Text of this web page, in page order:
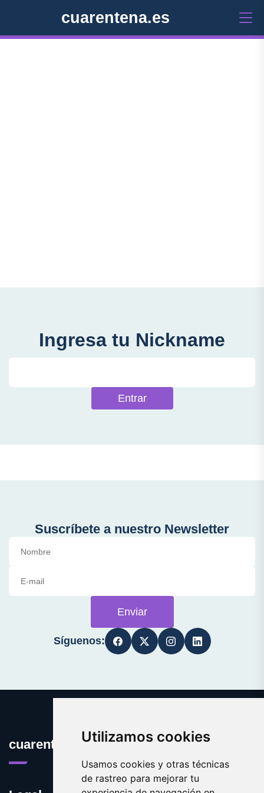
Utilizamos cookies
Usamos cookies y otras técnicas
de rastreo para mejorar tu
cuarentena.es
Ingresa tu Nickname
Entrar
Suscríbete a nuestro Newsletter
Enviar
Síguenos:
cuarentena.es